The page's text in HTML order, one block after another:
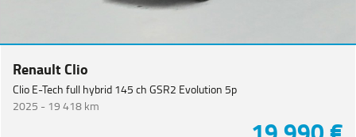
Renault Clio
Clio E-Tech full hybrid 145 ch GSR2 Evolution 5p
2025 - 19 418 km